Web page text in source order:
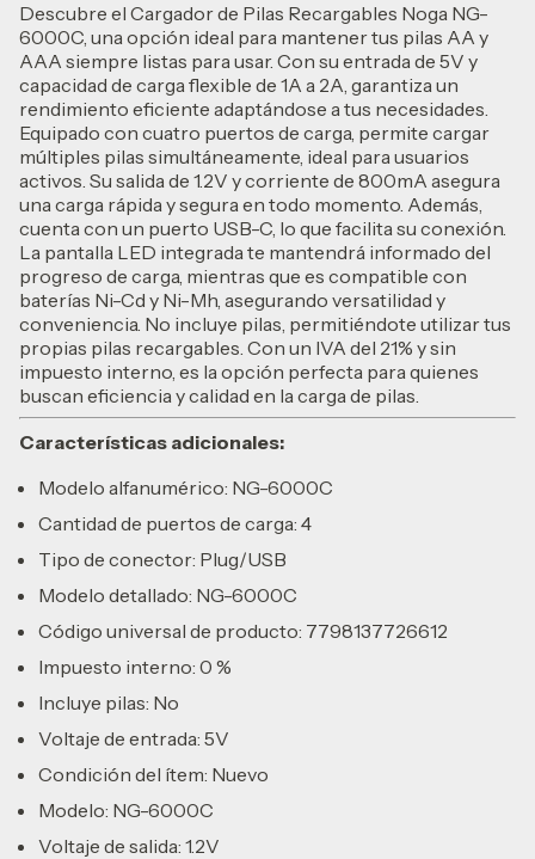
Descubre el Cargador de Pilas Recargables Noga NG-
6000C, una opción ideal para mantener tus pilas AA y
AAA siempre listas para usar. Con su entrada de 5V y
capacidad de carga flexible de 1A a 2A, garantiza un
rendimiento eficiente adaptándose a tus necesidades.
Equipado con cuatro puertos de carga, permite cargar
múltiples pilas simultáneamente, ideal para usuarios
activos. Su salida de 1.2V y corriente de 800mA asegura
una carga rápida y segura en todo momento. Además,
cuenta con un puerto USB-C, lo que facilita su conexión.
La pantalla LED integrada te mantendrá informado del
progreso de carga, mientras que es compatible con
baterías Ni-Cd y Ni-Mh, asegurando versatilidad y
conveniencia. No incluye pilas, permitiéndote utilizar tus
propias pilas recargables. Con un IVA del 21% y sin
impuesto interno, es la opción perfecta para quienes
buscan eficiencia y calidad en la carga de pilas.
Características adicionales:
Modelo alfanumérico: NG-6000C
Cantidad de puertos de carga: 4
Tipo de conector: Plug/USB
Modelo detallado: NG-6000C
Código universal de producto: 7798137726612
Impuesto interno: 0 %
Incluye pilas: No
Voltaje de entrada: 5V
Condición del ítem: Nuevo
Modelo: NG-6000C
Voltaje de salida: 1.2V